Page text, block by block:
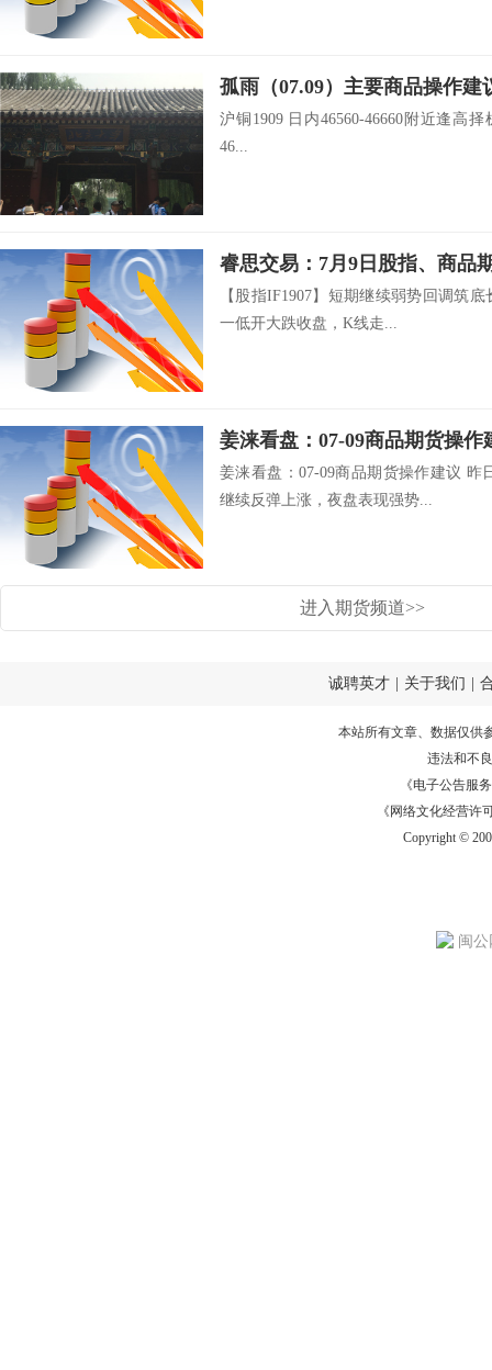
孤雨（07.09）主要商品操作建
沪铜1909 日内46560-46660附近逢高
46...
睿思交易：7月9日股指、商品
【股指IF1907】短期继续弱势回调筑
一低开大跌收盘，K线走...
姜涞看盘：07-09商品期货操作
姜涞看盘：07-09商品期货操作建议 昨
继续反弹上涨，夜盘表现强势...
进入期货频道>>
诚聘英才 | 关于我们 |
本站所有文章、数据仅供
违法和不
《电子公告服务
《网络文化经营许
Copyright ©
闽公